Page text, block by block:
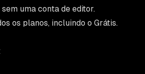
uma conta de editor.
os planos, incluindo o Grátis.